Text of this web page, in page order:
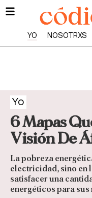
YO NOSOTRXS
Yo
6 Mapas
Visión De
La pobreza
electricidad, sino en
satisfacer una
energéticos para